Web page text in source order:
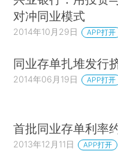
对冲同业模式
2014年10月29日 APP打开
同业存单扎堆发行
2014年06月19日 APP打开
首批同业存单利率
2013年12月11日 APP打开